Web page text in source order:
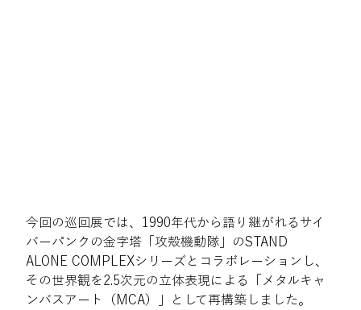
今回の巡回展では、1990年代から語り継がれるサイ
バーパンクの金字塔「攻殻機動隊」のSTAND
ALONE COMPLEXシリーズとコラボレーションし、
その世界観を2.5次元の立体表現による「メタルキャ
ンバスアート（MCA）」として再構築しました。